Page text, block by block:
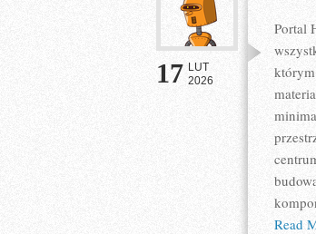
17 LUT
2026
Portal
Read